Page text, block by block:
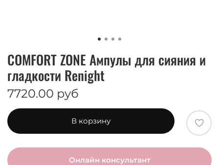
COMFORT ZONE Ампулы для сияния и
гладкости Renight
7720.00 руб
В корзину
Онлайн консультант